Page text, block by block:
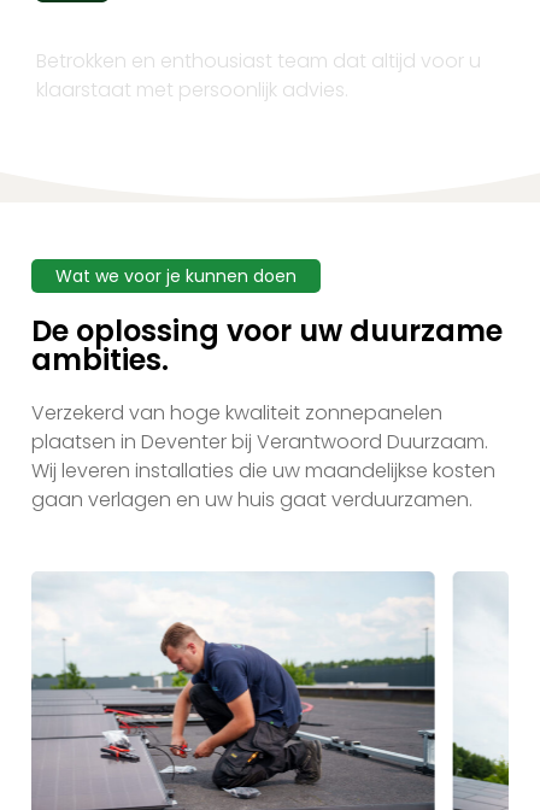
Betrokken en enthousiast team dat altijd voor u
klaarstaat met persoonlijk advies.
Wat we voor je kunnen doen
De oplossing voor uw duurzame
ambities.
Verzekerd van hoge kwaliteit zonnepanelen
plaatsen in Deventer bij Verantwoord Duurzaam.
Wij leveren installaties die uw maandelijkse kosten
gaan verlagen en uw huis gaat verduurzamen.